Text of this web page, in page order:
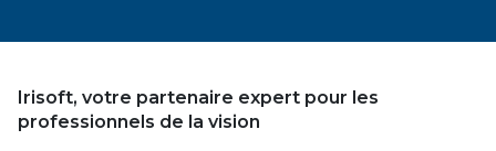
Irisoft, votre partenaire expert pour les
professionnels de la vision